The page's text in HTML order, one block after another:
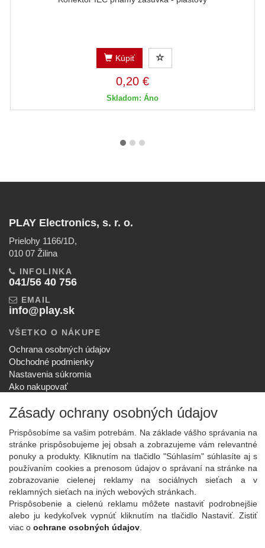
Kúpiť
0,20 €
Skladom: Áno
PLAY Electronics, s. r. o.
Prielohy 1166/1D,
010 07 Žilina
INFOLINKA
041/56 40 756
EMAIL
info@play.sk
VŠETKO O NÁKUPE
Ochrana osobných údajov
Obchodné podmienky
Nastavenia súkromia
Ako nakupovať
SPOLOČNOSŤ
O nás
Kontakt
Služby
Aktuality
NOVINKY NA EMAIL
Prihlásiť
Viac informácií o tejto službe
Zásady ochrany osobných údajov
Prispôsobíme sa vašim potrebám. Na základe vášho správania na
stránke prispôsobujeme jej obsah a zobrazujeme vám relevantné
ponuky a produkty. Kliknutím na tlačidlo "Súhlasím" súhlasíte aj s
používaním cookies a prenosom údajov o správaní na stránke na
zobrazovanie cielenej reklamy na sociálnych sieťach a v
reklamných sieťach na iných webových stránkach.
Prispôsobenie a cielenú reklamu môžete nastaviť podrobnejšie
alebo ju kedykoľvek vypnúť kliknutím na tlačidlo Nastaviť. Zistiť
viac o ochrane osobných údajov